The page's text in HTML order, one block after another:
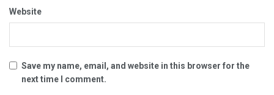
Website
Save my name, email, and website in this browser for the
next time I comment.